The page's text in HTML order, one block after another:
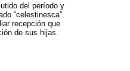
del período y
“celestinesca”.
recepción que
de sus hijas.